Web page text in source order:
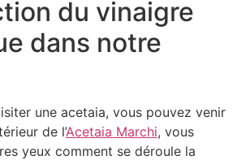
du vinaigre
dans notre
une acetaia, vous pouvez venir
de l’Acetaia Marchi, vous
yeux comment se déroule la